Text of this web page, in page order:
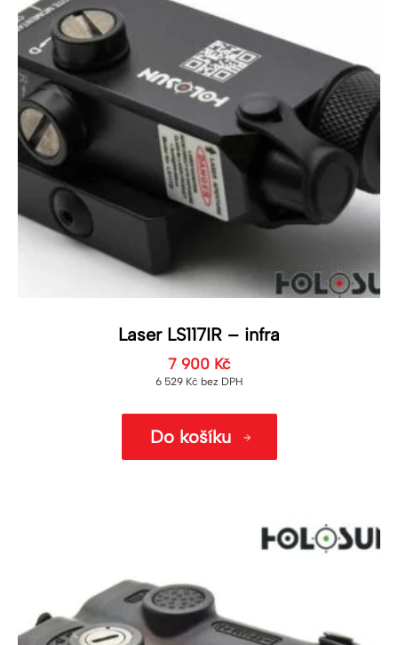
Laser LS117IR – infra
7 900 Kč
6 529 Kč bez DPH
Do košíku